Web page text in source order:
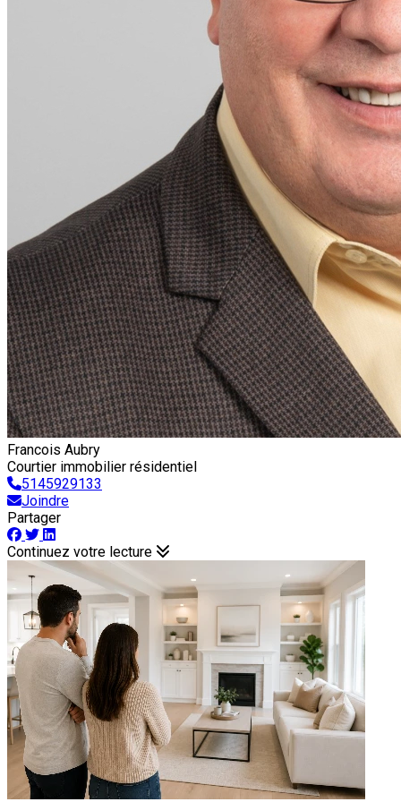
Francois Aubry
Courtier immobilier résidentiel
5145929133
Joindre
Partager
Continuez votre lecture